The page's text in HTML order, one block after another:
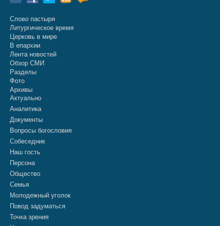
Слово пастыря
Литургическое время
Церковь в мире
В епархии
Лента новостей
Обзор СМИ
Разделы
Фото
Архивы
Актуально
Аналитика
Документы
Вопросы богословия
Собеседник
Наш гость
Персона
Общество
Семья
Молодежный уголок
Повод задуматься
Точка зрения